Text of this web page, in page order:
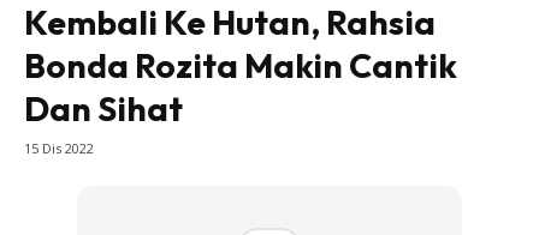
Video
Fit Rapi
Kembali Ke Hutan, Rahsia
Bonda Rozita Makin Cantik
Dan Sihat
15 Dis 2022